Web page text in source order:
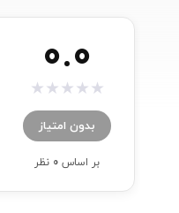
0.0
★
★
★
★
★
بدون امتیاز
بر اساس0 نظر